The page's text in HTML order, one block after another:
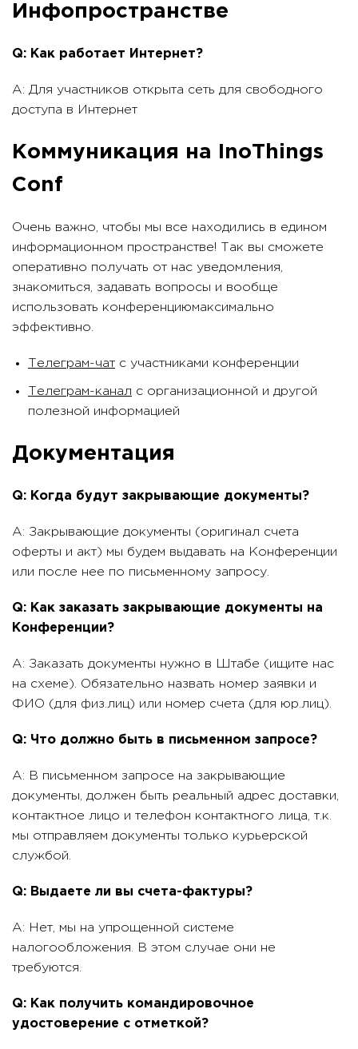
Инфопространстве
Q: Как работает Интернет?
A: Для участников открыта сеть для свободного
доступа в Интернет
Коммуникация на InoThings
Conf
Очень важно, чтобы мы все находились в едином
информационном пространстве! Так вы сможете
оперативно получать от нас уведомления,
знакомиться, задавать вопросы и вообще
использовать конференциюмаксимально
эффективно.
Телеграм-чат с участниками конференции
Телеграм-канал с организационной и другой
полезной информацией
Документация
Q: Когда будут закрывающие документы?
A: Закрывающие документы (оригинал счета
оферты и акт) мы будем выдавать на Конференции
или после нее по письменному запросу.
Q: Как заказать закрывающие документы на
Конференции?
A: Заказать документы нужно в Штабе (ищите нас
на схеме). Обязательно назвать номер заявки и
ФИО (для физ.лиц) или номер счета (для юр.лиц).
Q: Что должно быть в письменном запросе?
A: В письменном запросе на закрывающие
документы, должен быть реальный адрес доставки,
контактное лицо и телефон контактного лица, т.к.
мы отправляем документы только курьерской
службой.
Q: Выдаете ли вы счета-фактуры?
A: Нет, мы на упрощенной системе
налогообложения. В этом случае они не
требуются.
Q: Как получить командировочное
удостоверение с отметкой?